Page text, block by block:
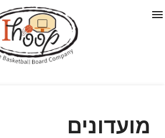
מועדונים